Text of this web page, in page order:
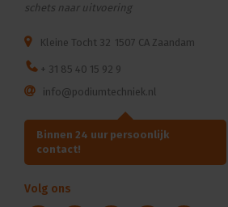
schets naar uitvoering
Kleine Tocht 32 1507 CA Zaandam
+ 31 85 40 15 92 9
info@podiumtechniek.nl
Binnen 24 uur persoonlijk
contact!
Volg ons